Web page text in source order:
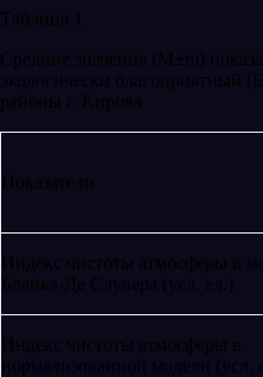
Таблица 1
Средние значения (M±m)
экологически благоприятный
районы г. Кирова
Показатели
Индекс чистоты атмосферы в
Бланка-Де Слувера (усл. ед.)
Индекс чистоты атмосферы в
нормализованной модели (усл.